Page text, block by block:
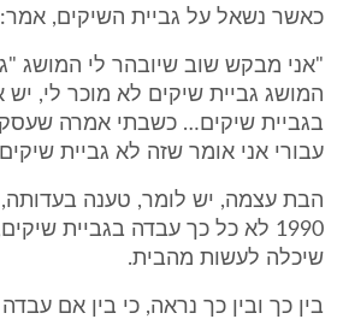
כאשר נשאל על גביית השיקים, אמר:
"אני מבקש שוב שיובהר לי המושג
המושג גביית שיקים לא מוכר לי,
בגביית שיקים… כשבתי אמרה
עבורי אני אומר שזה לא גביית
1990 לא כל כך עבדה בגביית
שיכלה לעשות מהבית.
בין כך ובין כך נראה, כי בין אם